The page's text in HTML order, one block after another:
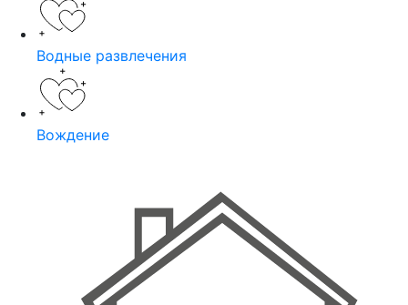
Водные развлечения
Вождение